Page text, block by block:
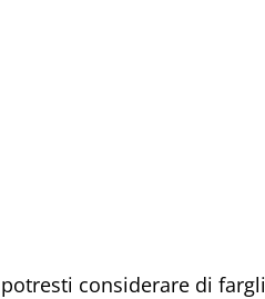
considerare di fargli